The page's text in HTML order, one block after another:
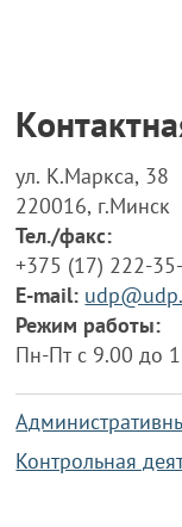
ул. К.Маркса, 38
220016, г.Минск
Тел./факс:
+375 (17) 222-
E-mail:
Режим работы:
Пн-Пт с 9.00 до
Контрольная